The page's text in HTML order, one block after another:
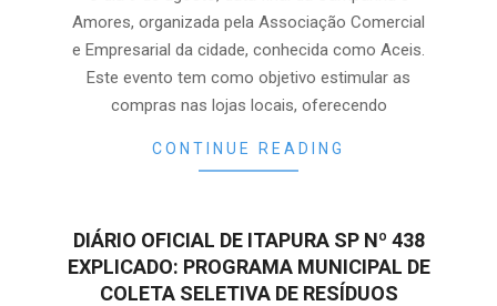
Amores, organizada pela Associação Comercial
e Empresarial da cidade, conhecida como Aceis.
Este evento tem como objetivo estimular as
compras nas lojas locais, oferecendo
CONTINUE READING
DIÁRIO OFICIAL DE ITAPURA SP Nº 438
EXPLICADO: PROGRAMA MUNICIPAL DE
COLETA SELETIVA DE RESÍDUOS